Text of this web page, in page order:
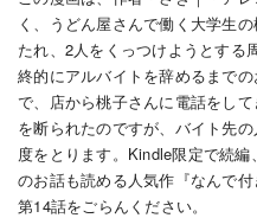
子育て・家族
病院
美容・ファッション
お仕事
く、うどん屋さんで働く大学生
たれ、2人をくっつけようとする
終的にアルバイトを辞めるまで
で、店から桃子さんに電話をし
を断られたのですが、バイト先
度をとります。Kindle限定で続
のお話も読める人気作『なんで
第14話をごらんください。